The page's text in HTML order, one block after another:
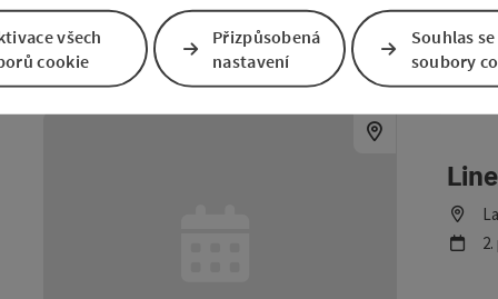
Označit příspěvek: Linedance-Kurs in Lasberg
2.
všech
cookie
Přizpůsobená
nastavení
Souhlas
soubory